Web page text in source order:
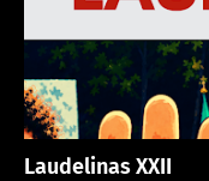
Laudelinas XXII